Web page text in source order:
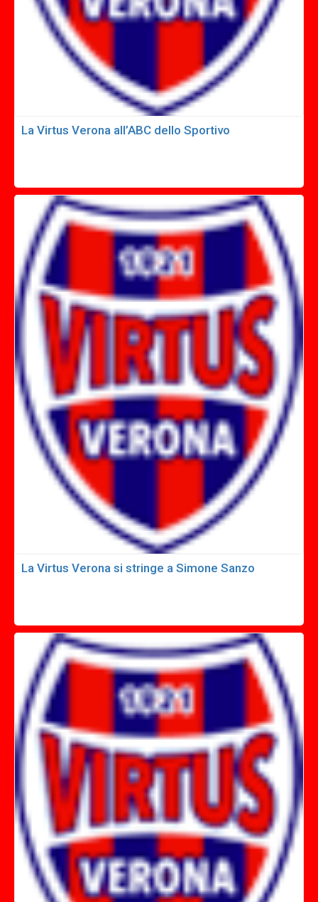
La Virtus Verona all’ABC dello Sportivo
La Virtus Verona si stringe a Simone Sanzo